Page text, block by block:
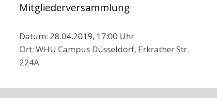
Mitgliederversammlung
Datum: 28.04.2019, 17:00 Uhr
Ort: WHU Campus Düsseldorf, Erkrather Str.
224A